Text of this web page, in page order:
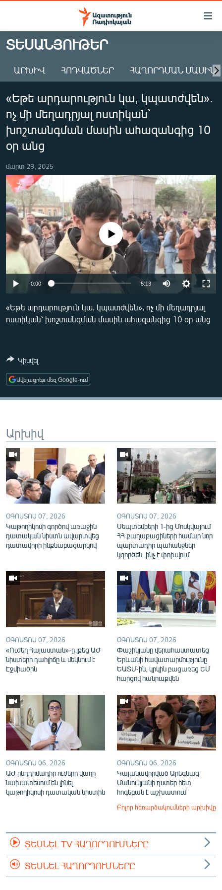
Մատչելիության
Անցնել
հիմնական
Անցնել
հիմնական
մենյուին
Որոնում
ԱԶԱՏՈՒԹՅՈՒՆ TV
ՀԱՅԱՍՏԱՆ
ԸՆՏՐՈՒԹՅՈՒՆՆԵՐ 2026
ԻՐԱՎՈՒՆՔ
ՀԱՍԱՐԱԿՈՒԹՅՈՒՆ
ՂԱՐԱԲԱՂ
ՊԱՏԵՐԱԶՄԻ 6 ՇԱԲԱԹՆԵՐԸ
ՏԱՐԱԾԱՇՐՋԱՆ
ՄԻՋԱԶԳԱՅԻՆ
ՄՇԱԿՈՒՅԹ
ՍՊՈՐՏ
ՄԵԿՆԱԲԱՆՈՒԹՅՈՒՆ
ՏՏ ԵՒ ԻՆՏԵՐՆԵՏ
ԿՈՐՈՆԱՎԻՐՈՒՍ
ՏԵՍԱՆՅՈՒԹԵՐ
ԲԱՆԱՎԵՃ
Հայերեն
English
Русский
ՀԵՏԵՎԵՔ ՄԵԶ
ՏԵՍԱՆՅՈՒԹԵՐ
ԱՐԽԻՎ ՀՈԴՎԱԾՆԵՐ ՀԱՂՈՐԴՄԱՆ ՄԱՍԻՆ
«Եթե արդարություն կա, կպատժվեն».
ոչ մի մեղադրյալ ոստիկան՝
խոշտանգման մասին ահազանգից 10
օր անց
մարտ 29, 2025
No media source currently available
0:00 5:13
360p
«Եթե արդարություն կա, կպատժվեն». ոչ մի մեղադրյալ
ոստիկան՝ խոշտանգման մասին ահազանգից 10 օր անց
Կիսվել
Ավելացրեք մեզ Google-ում
Արխիվ
ՕԳՈՍՏՈՍ 07, 2026
Կաթողիկոսի գործով առաջին
դատական նիստն ավարտվեց
դատավորի ինքնաբացարկով
ՕԳՈՍՏՈՍ 07, 2026
Սեպտեմբերի 1-ից Մոսկվայում
ՀՀ քաղաքացիների համար նոր
պարտադիր պահանջներ
կգործեն. ինչ է փոխվում
ՕԳՈՍՏՈՍ 07, 2026
«Ուժեղ Հայաստան»-ը լքեց ԱԺ
նիստերի դահլիճը և մեկնում է
Էջմիածին
ՕԳՈՍՏՈՍ 07, 2026
Փաշինյանը վերահաստատեց
Երևանի հավատարմությունը
ԵԱՏՄ-ին, կրկին բացառեց ԵՄ
հարցով հանրաքվեն
ՕԳՈՍՏՈՍ 06, 2026
ԱԺ ընդդիմադիր ուժերը վաղը
նախատեսում են լինել
կաթողիկոսի դատական նիստին
ՕԳՈՍՏՈՍ 06, 2026
Կալանավորված Արեգնազ
Մանուկյանի դստեր հետ
հոգեբան է աշխատում
Բոլոր հեռարձակումների արխիվը
ՏԵՍՆԵԼ TV ՀԱՂՈՐԴՈՒՄՆԵՐԸ
ՏԵՍՆԵԼ ՀԱՂՈՐԴՈՒՄՆԵՐԸ